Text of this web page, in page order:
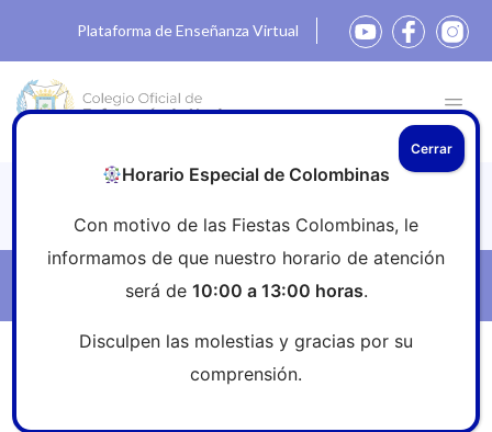
Plataforma de Enseñanza Virtual
»Antitabaco
Horario Especial de Colombinas
Con motivo de las Fiestas Colombinas, le
informamos de que nuestro horario de atención
será de 10:00 a 13:00 horas.
Disculpen las molestias y gracias por su
comprensión.
Cerrar